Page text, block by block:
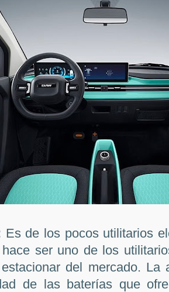
Es de los pocos utilitarios
ser uno de los
del mercado. La
de las baterías que